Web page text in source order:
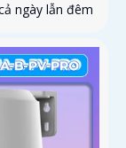
ngày lẫn đêm